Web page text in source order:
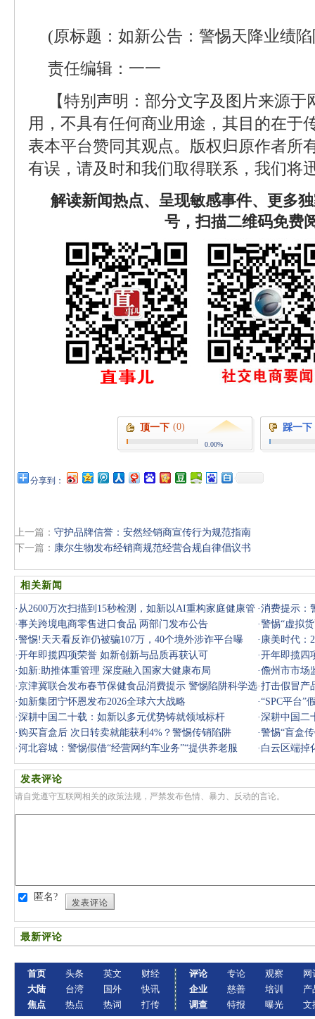
(原标题：如新公告：警惕天降业绩
责任编辑：一一
【特别声明：部分文字及图片来源
用，不具有任何商业用途，其目的在于
表本平台赞同其观点。版权归原作者所
有误，请及时和我们取得联系，我们将
解读新闻热点、呈现敏感事件、更多
号，扫描二维码免费
顶一下 (0)
0.00%
踩一下
分享到：
上一篇： 守护品牌信誉：安然经销商宣传行为规范指南
下一篇： 康尔生物发布经销商规范经营合规自律倡议书
相关新闻
· 从2600万次扫描到15秒检测，如新以AI重构家庭健康管
理
·消费提示：
·事关跨境电商零售进口食品 两部门发布公告 ·警惕“虚拟
本无
·警惕!天天看反诈仍被骗107万，40个境外涉诈平台曝
光，参与一个
· 康美时代：
·开年即揽四项荣誉 如新创新与品质再获认可 ·开年即揽四
可
·如新:助推体重管理 深度融入国家大健康布局 ·儋州市市场
交电
·京津冀联合发布春节保健食品消费提示 警惕陷阱科学选
购
·打击假冒产
·如新集团宁怀恩发布2026全球六大战略 ·“SPC平台”
·深耕中国二十载：如新以多元优势铸就领域标杆 ·深耕中国二
· 购买盲盒后 次日转卖就能获利4%？警惕传销陷阱 ·警惕“盲盒
·河北容城：警惕假借“经营网约车业务”“提供养老服
务”等名
· 白云区端掉
需警惕
发表评论
请自觉遵守互联网相关的政策法规，严禁发布色情、暴力、反动的言论。
匿名?
发表评论
最新评论
首页
大陆
焦点
头条
台湾
热点
英文
国外
热词
财经
快讯
打传
评论
企业
调查
专论
慈善
特报
观察
培训
曝光
网
产
文